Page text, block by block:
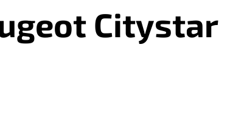
Citystar